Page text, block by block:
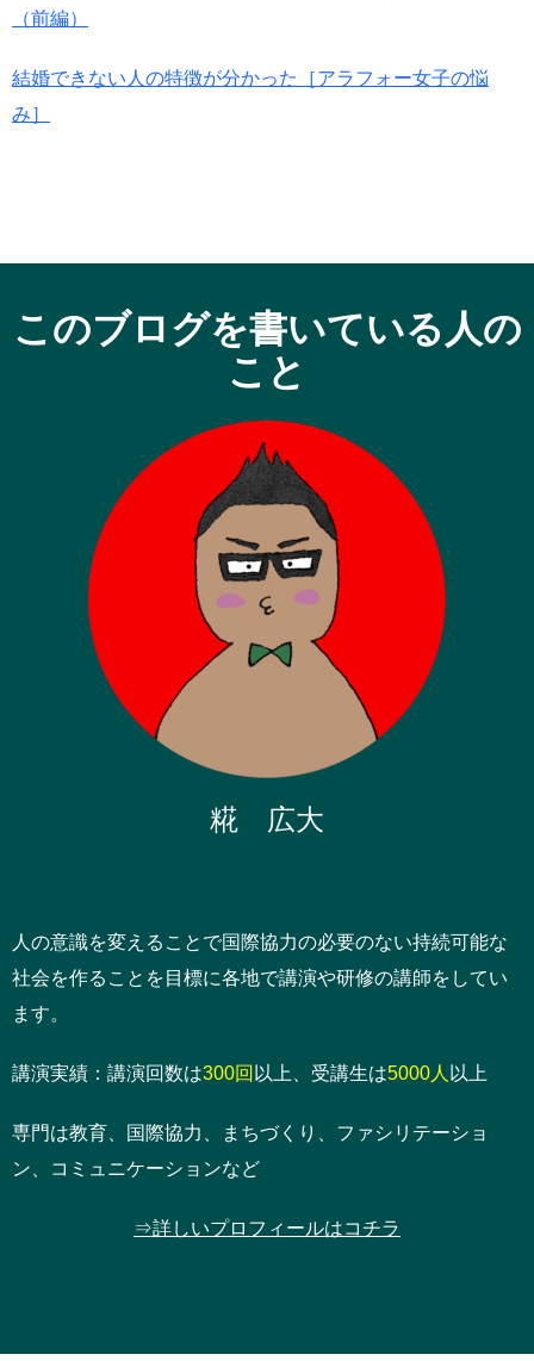
（前編）
結婚できない人の特徴が分かった［アラフォー女子の悩
み］
このブログを書いている人の
こと
糀 広大
人の意識を変えることで国際協力の必要のない持続可能な
社会を作ることを目標に各地で講演や研修の講師をしてい
ます。
講演実績：講演回数は300回 以上、受講生は5000人 以上
専門は教育、国際協力、まちづくり、ファシリテーショ
ン、コミュニケーションなど
⇒詳しいプロフィールはコチラ